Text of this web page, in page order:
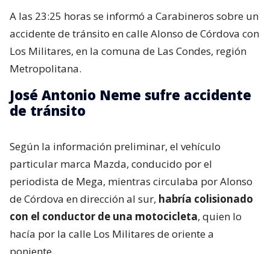
A las 23:25 horas se informó a Carabineros sobre un
accidente de tránsito en calle Alonso de Córdova con
Los Militares, en la comuna de Las Condes, región
Metropolitana.
José Antonio Neme sufre accidente
de tránsito
Según la información preliminar, el vehículo
particular marca Mazda, conducido por el
periodista de Mega, mientras circulaba por Alonso
de Córdova en dirección al sur, habría colisionado
con el conductor de una motocicleta, quien lo
hacía por la calle Los Militares de oriente a
poniente.